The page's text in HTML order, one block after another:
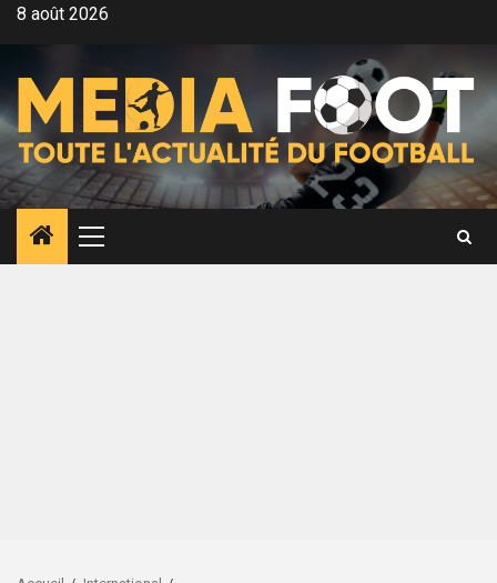
Aller8 août 2026
Menu
principal